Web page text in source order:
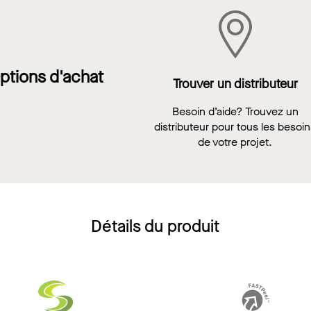
d'achat Trouver un distributeur
Besoin d’aide? Trouvez un
distributeur pour tous les
de votre projet.
Détails du produit